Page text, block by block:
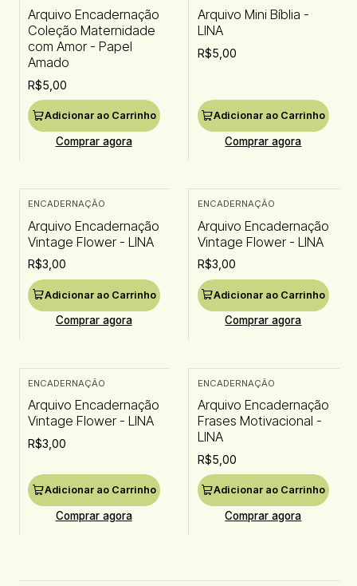
Arquivo Encadernação
Coleção Maternidade
com Amor - Papel
Amado
R$5,00
Adicionar ao Carrinho
Comprar agora
Arquivo Mini Bíblia -
LINA
R$5,00
Adicionar ao Carrinho
Comprar agora
ENCADERNAÇÃO
Arquivo Encadernação
Vintage Flower - LINA
R$3,00
Adicionar ao Carrinho
Comprar agora
ENCADERNAÇÃO
Arquivo Encadernação
Vintage Flower - LINA
R$3,00
Adicionar ao Carrinho
Comprar agora
ENCADERNAÇÃO
Arquivo Encadernação
Vintage Flower - LINA
R$3,00
Adicionar ao Carrinho
Comprar agora
ENCADERNAÇÃO
Arquivo Encadernação
Frases Motivacional -
LINA
R$5,00
Adicionar ao Carrinho
Comprar agora